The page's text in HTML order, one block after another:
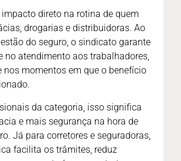
direto na rotina de quem
drogarias e distribuidoras. Ao
do seguro, o sindicato garante
no atendimento aos trabalhadores,
nos momentos em que o benefício
da categoria, isso significa
e mais segurança na hora de
Já para corretores e seguradoras,
facilita os trâmites, reduz